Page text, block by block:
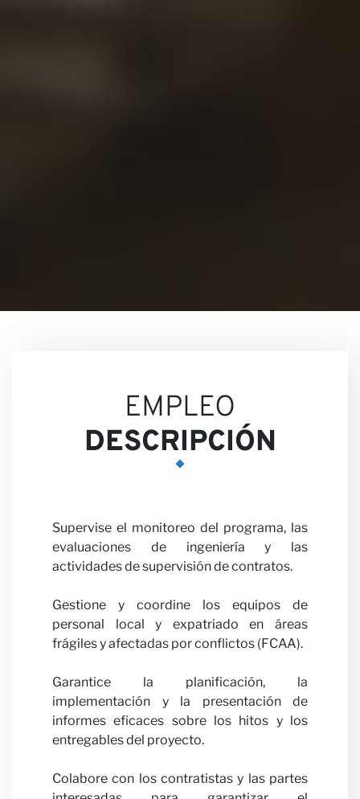
EMPLEO
DESCRIPCIÓN
Supervise el monitoreo del programa, las
evaluaciones de ingeniería y las
actividades de supervisión de contratos.
Gestione y coordine los equipos de
personal local y expatriado en áreas
frágiles y afectadas por conflictos (FCAA).
Garantice la planificación, la
implementación y la presentación de
informes eficaces sobre los hitos y los
entregables del proyecto.
Colabore con los contratistas y las partes